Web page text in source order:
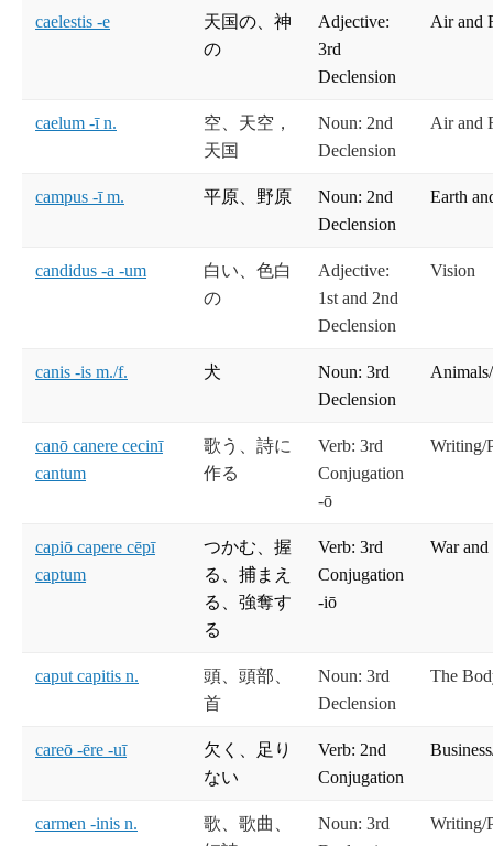
caelestis -e
天国の、神
の
Adjective:
3rd
Declension
Air and
caelum -ī n.
空、天空，
天国
Noun: 2nd
Declension
Air and
campus -ī m. 平原、野原
Noun: 2nd
Declension
Earth
candidus -a -um
白い、色白
の
Adjective:
1st and 2nd
Declension
Vision
canis -is m./f. 犬
Noun: 3rd
Declension
canō canere cecinī
cantum
歌う、詩に
作る
Verb: 3rd
Conjugation
-ō
Writing/
capiō capere cēpī
captum
つかむ、握
る、捕まえ
る、強奪す
る
Verb: 3rd
Conjugation
-iō
War and
caput capitis n.
頭、頭部、
首
Noun: 3rd
Declension
The
careō -ēre -uī
欠く、足り
ない
Verb: 2nd
Conjugation
carmen -inis n.
歌、歌曲、
Noun: 3rd
Writing/